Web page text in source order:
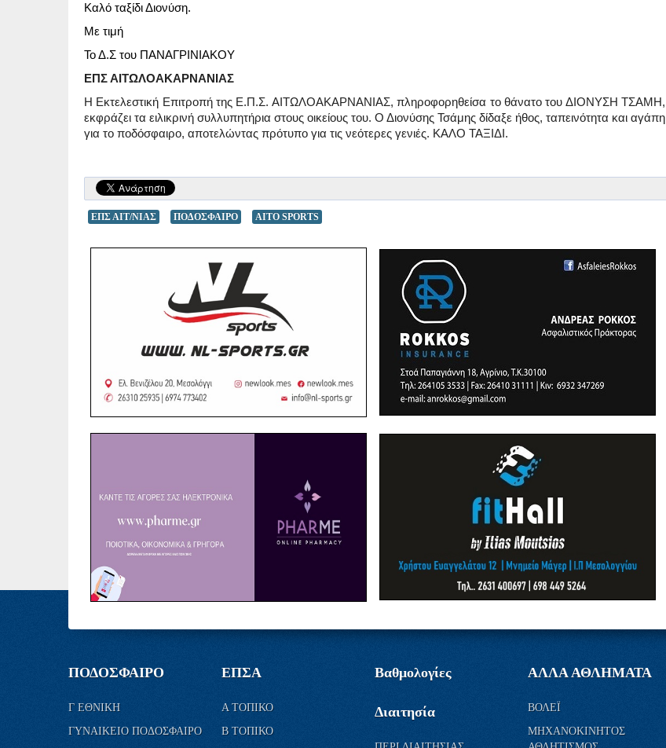
Καλό ταξίδι Διονύση.
Με τιμή
Το Δ.Σ του ΠΑΝΑΓΡΙΝΙΑΚΟΥ
ΕΠΣ ΑΙΤΩΛΟΑΚΑΡΝΑΝΙΑΣ
Η Εκτελεστική Επιτροπή της Ε.Π.Σ. ΑΙΤΩΛΟΑΚΑΡΝΑΝΙΑΣ, πληροφορηθείσα το θάνατο του ΔΙΟΝΥΣΗ ΤΣΑΜΗ,
εκφράζει τα ειλικρινή συλλυπητήρια στους οικείους του. Ο Διονύσης Τσάμης δίδαξε ήθος, ταπεινότητα και αγάπη
για το ποδόσφαιρο, αποτελώντας πρότυπο για τις νεότερες γενιές. ΚΑΛΟ ΤΑΞΙΔΙ.
ΕΠΣ ΑΙΤ/ΝΙΑΣ ΠΟΔΟΣΦΑΙΡΟ AITO SPORTS
ΠΟΔΟΣΦΑΙΡΟ
Γ ΕΘΝΙΚΗ
ΓΥΝΑΙΚΕΙΟ ΠΟΔΟΣΦΑΙΡΟ
ΕΠΣΑ
Α ΤΟΠΙΚΟ
Β ΤΟΠΙΚΟ
Βαθμολογίες
Διαιτησία
ΑΛΛΑ ΑΘΛΗΜΑΤΑ
ΒΟΛΕΪ
ΜΗΧΑΝΟΚΙΝΗΤΟΣ